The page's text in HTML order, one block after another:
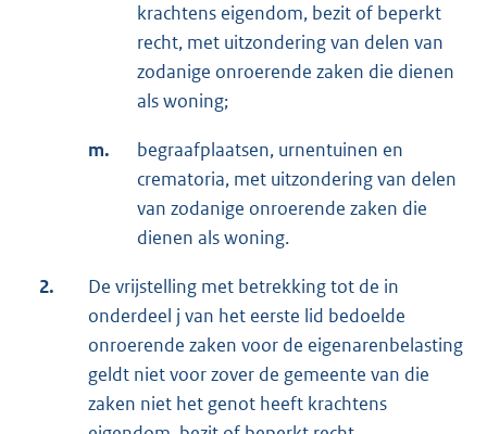
krachtens eigendom, bezit of beperkt
recht, met uitzondering van delen van
zodanige onroerende zaken die dienen
als woning;
m.
begraafplaatsen, urnentuinen en
crematoria, met uitzondering van delen
van zodanige onroerende zaken die
dienen als woning.
2.
De vrijstelling met betrekking tot de in
onderdeel j van het eerste lid bedoelde
onroerende zaken voor de eigenarenbelasting
geldt niet voor zover de gemeente van die
zaken niet het genot heeft krachtens